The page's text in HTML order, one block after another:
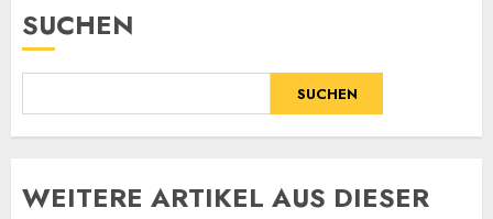
SUCHEN
SUCHEN
WEITERE ARTIKEL AUS DIESER